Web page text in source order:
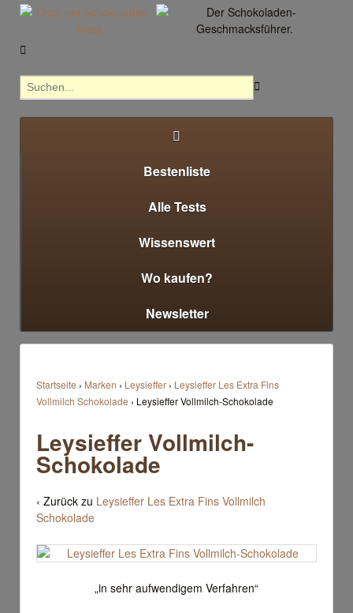



Bestenliste
Alle Tests
Wissenswert
Wo kaufen?
Newsletter
Startseite › Marken › Leysieffer › Leysieffer Les Extra Fins
Vollmilch Schokolade › Leysieffer Vollmilch-Schokolade
Leysieffer Vollmilch-
Schokolade
‹ Zurück zu Leysieffer Les Extra Fins Vollmilch
Schokolade
„in sehr aufwendigem Verfahren“